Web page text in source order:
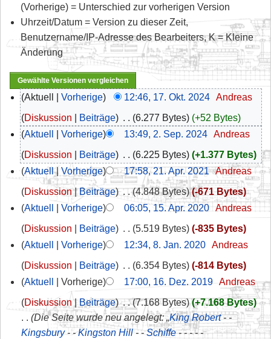
(Vorherige) = Unterschied zur vorherigen Version
Uhrzeit/Datum = Version zu dieser Zeit,
Benutzername/IP-Adresse des Bearbeiters, K = Kleine
Änderung
Aktuell Vorherige 12:46, 17. Okt. 2024‎ Andreas
Diskussion
Beiträge 6.277 Bytes
+52 Bytes
Aktuell
Vorherige 13:49, 2. Sep. 2024‎ Andreas
Diskussion
Beiträge 6.225 Bytes
+1.377 Bytes
Aktuell
Vorherige 17:58, 21. Apr. 2021‎ Andreas
Diskussion
Beiträge ‎ 4.848 Bytes
-671 Bytes
Aktuell
Vorherige 06:05, 15. Apr. 2020‎ Andreas
Diskussion
Beiträge 5.519 Bytes
-835 Bytes
Aktuell
Vorherige 12:34, 8. Jan. 2020‎ Andreas
Diskussion
Beiträge 6.354 Bytes
-814 Bytes
Aktuell
Vorherige 17:00, 16. Dez. 2019‎ Andreas
Diskussion
Beiträge ‎ 7.168 Bytes
+7.168 Bytes
Die Seite wurde neu angelegt: „King Robert- -
Kingsbury- -Kingston Hill- -Schiffe- - - - -